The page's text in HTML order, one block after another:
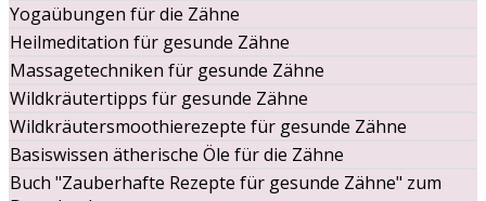
Yogaübungen für die Zähne
Heilmeditation für gesunde Zähne
Massagetechniken für gesunde Zähne
Wildkräutertipps für gesunde Zähne
Wildkräutersmoothierezepte für gesunde Zähne
Basiswissen ätherische Öle für die Zähne
Buch "Zauberhafte Rezepte für gesunde Zähne" zum